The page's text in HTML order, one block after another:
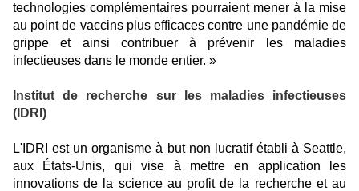
technologies complémentaires pourraient mener à la mise
au point de vaccins plus efficaces contre une pandémie de
grippe et ainsi contribuer à prévenir les maladies
infectieuses dans le monde entier. »
Institut de recherche sur les maladies infectieuses
(IDRI)
L'IDRI est un organisme à but non lucratif établi à Seattle,
aux États-Unis, qui vise à mettre en application les
innovations de la science au profit de la recherche et au